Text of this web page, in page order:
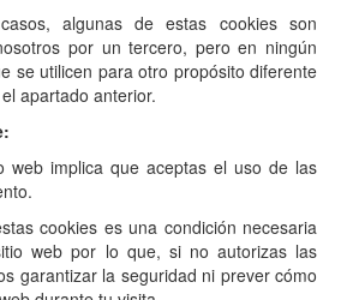
algunas de estas cookies son
por un tercero, pero en ningún
se utilicen para otro propósito diferente
apartado anterior.
web implica que aceptas el uso de las
cookies es una condición necesaria
web por lo que, si no autorizas las
garantizar la seguridad ni prever cómo